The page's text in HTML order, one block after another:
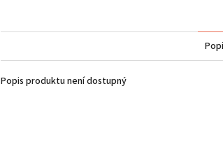
Popis produktu není dostupný